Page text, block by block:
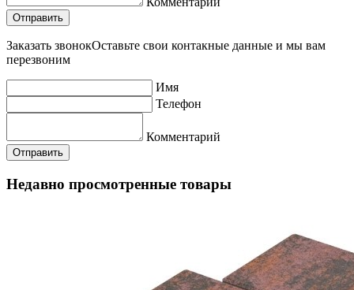
Заказать звонокОставьте свои контакные данные и мы вам
перезвоним
Имя
Телефон
Комментарий
Недавно просмотренные товары